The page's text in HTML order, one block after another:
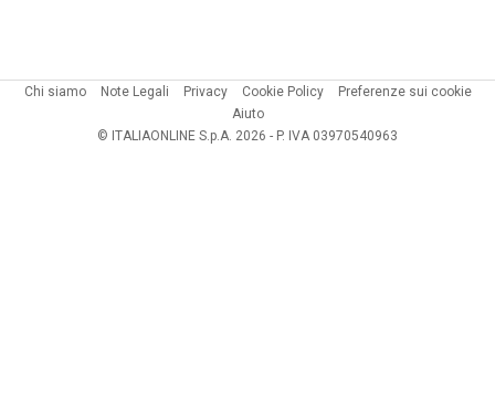
Chi siamo Note Legali Privacy Cookie Policy
Preferenze sui cookie
Aiuto
© ITALIAONLINE S.p.A. 2026 - P. IVA 03970540963